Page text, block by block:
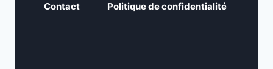
Contact Politique de confidentialité